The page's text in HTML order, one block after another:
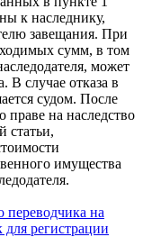
к наследнику,
завещания. При
сумм, в том
может
В случае отказа в
судом. После
праве на наследство
статьи,
имущества
переводчика на
регистрации